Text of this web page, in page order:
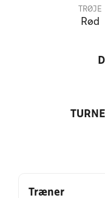
TRØJE
Rød
Træner